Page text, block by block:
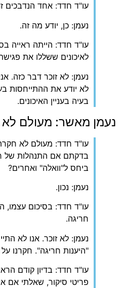
עו"ד חדד: אחד הנדבכים
נעמן: כן, יודע מה זה.
עו"ד חדד: הייתה ראייה
לאיכונים ששללו את
נעמן: לא זוכר דבר כזה.
לא יודע את ההתייחסות
בעיה בעניין האיכונים.
נעמן מאשר: מעולם לא
עו"ד חדד: מעולם לא
בדקתם אם התנהלות של
ביחס ל"וואלה" ואחרים?
נעמן: נכון.
עו"ד חדד: בסיכום עצמו,
חריגה.
נעמן: לא זוכר. אנו לא
"היענות חריגה". חקרנו
עו"ד חדד: בדיון קודם
פריטי סיקור, שאלתי